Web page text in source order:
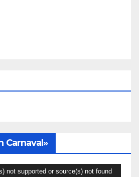
Carnaval»
not supported or source(s) not found